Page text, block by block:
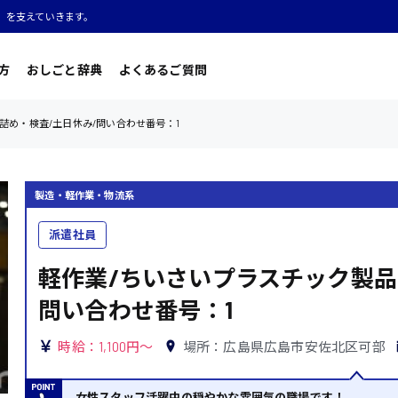
支えていきます。
おしごと辞典 よくあるご質問
め・検査/土日休み/問い合わせ番号：1
製造・軽作業・物流系
派遣社員
軽作業/ちいさいプラスチック製
問い合わせ番号：1
時給：1,100円～ 場所：広島県広島市安佐北区可部